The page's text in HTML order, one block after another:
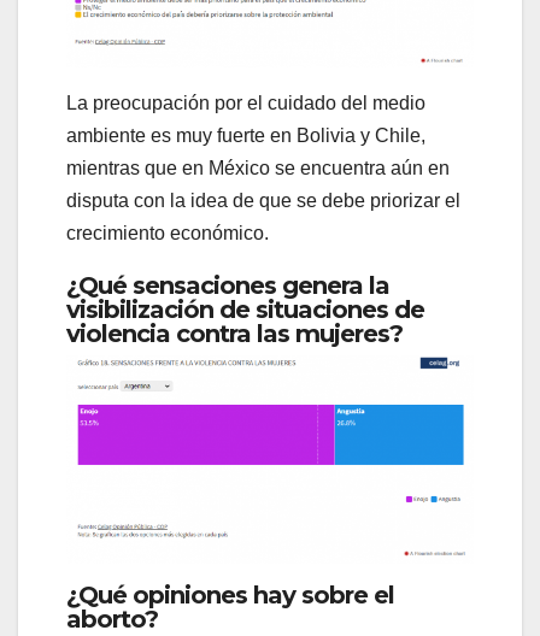
La preocupación por el cuidado del medio
ambiente es muy fuerte en Bolivia y Chile,
mientras que en México se encuentra aún en
disputa con la idea de que se debe priorizar el
crecimiento económico.
¿Qué sensaciones genera la
visibilización de situaciones de
violencia contra las mujeres?
¿Qué opiniones hay sobre el
aborto?